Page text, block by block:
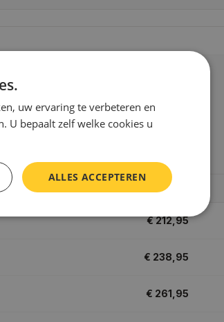
incl. BTW
€ 212,95
€ 238,95
€ 261,95
uw ervaring te verbeteren en
U bepaalt zelf welke cookies u
ALLES ACCEPTEREN